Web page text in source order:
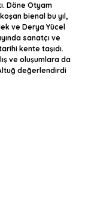
Döne Otyam
bienal bu yıl,
ve Derya Yücel
sanatçı ve
kente taşıdı.
ve oluşumlara da
değerlendirdi